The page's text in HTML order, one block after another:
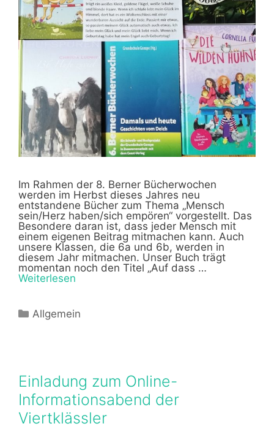
Im Rahmen der 8. Berner Bücherwochen
werden im Herbst dieses Jahres neu
entstandene Bücher zum Thema „Mensch
sein/Herz haben/sich empören“ vorgestellt. Das
Besondere daran ist, dass jeder Mensch mit
einem eigenen Beitrag mitmachen kann. Auch
unsere Klassen, die 6a und 6b, werden in
diesem Jahr mitmachen. Unser Buch trägt
momentan noch den Titel „Auf dass …
Weiterlesen
Kategorien
Allgemein
Einladung zum Online-
Informationsabend der
Viertklässler